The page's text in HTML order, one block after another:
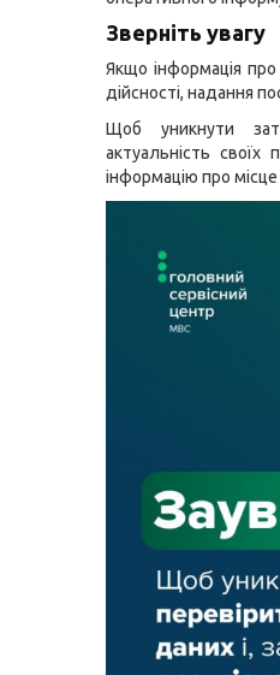
Зверніть увагу
Якщо інформація про
дійсності, надання
Щоб уникнути
актуальність
інформацію про місце